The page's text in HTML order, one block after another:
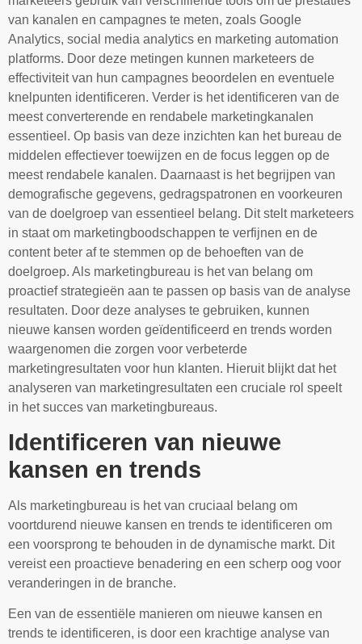
van kanalen en campagnes te meten, zoals Google
Analytics, social media analytics en marketing automation
platforms. Door deze metingen kunnen marketeers de
effectiviteit van hun campagnes beoordelen en eventuele
knelpunten identificeren. Verder is het identificeren van de
meest converterende en rendabele marketingkanalen
essentieel. Op basis van deze inzichten kan het bureau de
middelen effectiever toewijzen en de focus leggen op de
meest rendabele kanalen. Daarnaast is het begrijpen van
demografische gegevens, gedragspatronen en voorkeuren
van de doelgroep van essentieel belang. Dit stelt marketeers
in staat om marketingboodschappen te verfijnen en de
content beter af te stemmen op de behoeften van de
doelgroep. Als marketingbureau is het van belang om
proactief strategieën aan te passen op basis van de analyse
resultaten. Door deze analyses te gebruiken, kunnen
nieuwe kansen worden geïdentificeerd en trends worden
waargenomen die zorgen voor verbeterde
marketingresultaten voor hun klanten. Hieruit blijkt dat het
analyseren van marketingresultaten een cruciale rol speelt
in het succes van marketingbureaus.
Identificeren van nieuwe
kansen en trends
Als marketingbureau is het van cruciaal belang om
voortdurend nieuwe kansen en trends te identificeren om
een voorsprong te behouden in de dynamische markt. Dit
vereist een proactieve benadering en een scherp oog voor
veranderingen in de branche.
Een van de essentiële manieren om nieuwe kansen en
trends te identificeren, is door een krachtige analyse van